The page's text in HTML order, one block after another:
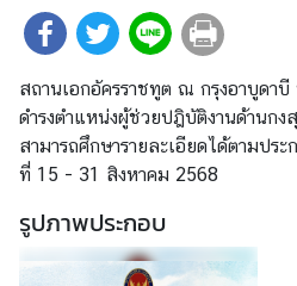
อ
ข่
า
ว
ล
ะ
สถานเอกอัครราชทูต ณ กรุงอาบูดา
ดำรงตำแหน่งผู้ช่วยปฎิบัติงานด้านก
สามารถศึกษารายละเอียดได้ตามปร
ที่ 15 - 31 สิงหาคม 2568
รูปภาพประกอบ